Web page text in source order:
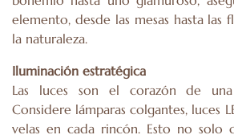
elemento, desde las mesas hasta las
la naturaleza.
Iluminación estratégica
Las luces son el corazón de
Considere lámparas colgantes, luces
velas en cada rincón. Esto no solo